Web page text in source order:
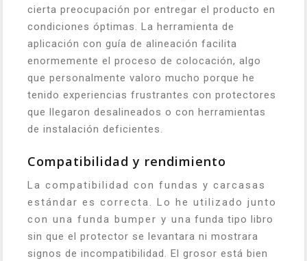
cierta preocupación por entregar el producto en
condiciones óptimas. La herramienta de
aplicación con guía de alineación facilita
enormemente el proceso de colocación, algo
que personalmente valoro mucho porque he
tenido experiencias frustrantes con protectores
que llegaron desalineados o con herramientas
de instalación deficientes.
Compatibilidad y rendimiento
La compatibilidad con fundas y carcasas
estándar es correcta. Lo he utilizado junto
con una funda bumper y una funda tipo libro
sin que el protector se levantara ni mostrara
signos de incompatibilidad. El grosor está bien